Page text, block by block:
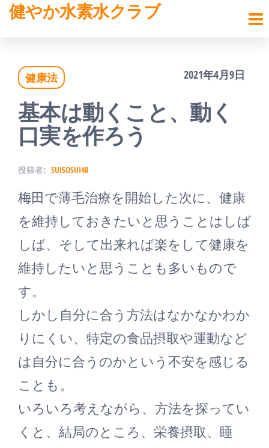
コ健やか水素水クラブ
健康法 2021年4月9日
基本は動くこと、動く
口実を作ろう
投稿者: SUISOSUI48
梅田で薄毛治療を開始した次に、健康
を維持しておきたいと思うことはしば
しば、そして出来れば楽をして健康を
維持したいと思うことも多いもので
す。
しかし自分に合う方法はなかなかわか
りにくい、特定の食品摂取や運動など
は自分に合うのかという不安を感じる
ことも。
いろいろ考えながら、方法を探ってい
くと、結局のところ、栄養摂取、睡